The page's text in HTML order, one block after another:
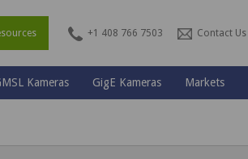
+1 408 766 7503 Contact Us
Kameras GigE Kameras Markets